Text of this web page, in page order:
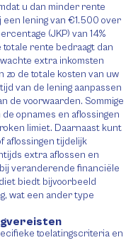
u dan minder rente
lening van €1.500 over
(JKP) van 14%
rente bedraagt dan
extra inkomsten
zo de totale kosten van uw
van de lening aanpassen
de voorwaarden. Sommige
opnames en aflossingen
limiet. Daarnaast kunt
aflossingen tijdelijk
extra aflossen en
veranderende financiële
biedt bijvoorbeeld
wat een ander type
toelatingscriteria en